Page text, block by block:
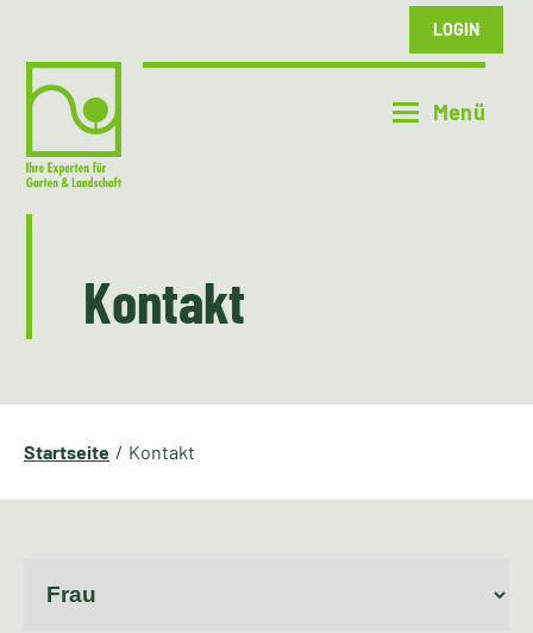
LOGIN
Kontakt
Startseite Kontakt